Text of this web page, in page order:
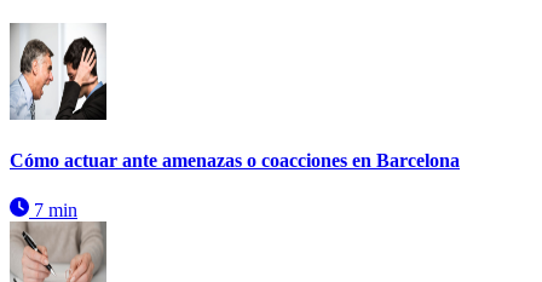
Cómo actuar ante amenazas o coacciones en Barcelona
7 min